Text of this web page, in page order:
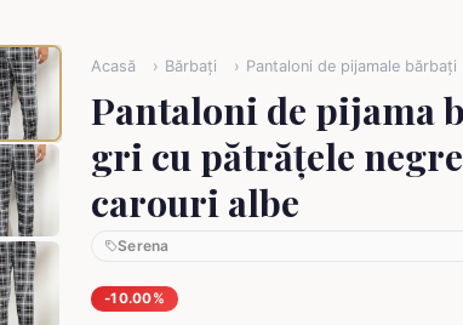
Acasă Bărbați Pantaloni de pijamale bărbați
Pantaloni de pijama
gri cu pătrățele
carouri albe
Serena
-10.00%